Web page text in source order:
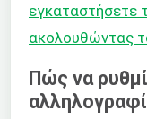
εγκαταστήσετε
ακολουθώντας
Πώς να